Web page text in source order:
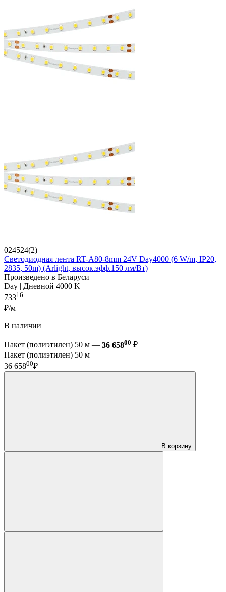
024524(2)
Светодиодная лента RT-A80-8mm 24V Day4000 (6 W/m, IP20,
2835, 50m) (Arlight, высок.эфф.150 лм/Вт)
Произведено в Беларуси
Day | Дневной 4000 K
73316
₽/м
В наличии
Пакет (полиэтилен) 50 м — 36 65800 ₽
Пакет (полиэтилен) 50 м
36 65800₽
В корзину